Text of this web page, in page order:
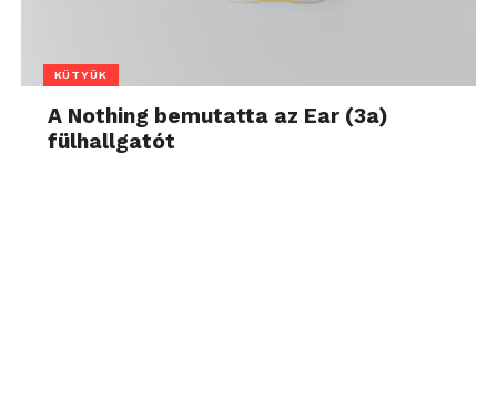
KÜTYÜK
A Nothing bemutatta az Ear (3a)
fülhallgatót